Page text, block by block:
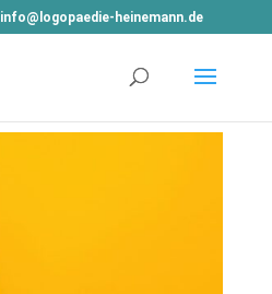
info@logopaedie-heinemann.de